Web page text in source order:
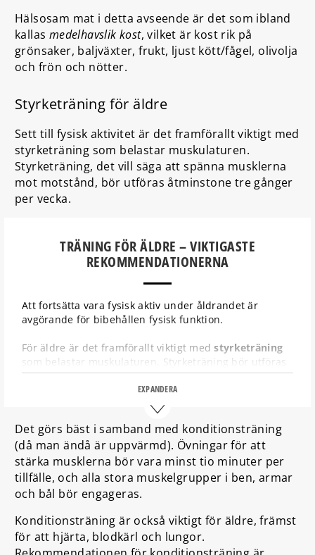
Hälsosam mat i detta avseende är det som ibland
kallas medelhavslik kost, vilket är kost rik på
grönsaker, baljväxter, frukt, ljust kött/fågel, olivolja
och frön och nötter.
Styrketräning för äldre
Sett till fysisk aktivitet är det framförallt viktigt med
styrketräning som belastar muskulaturen.
Styrketräning, det vill säga att spänna musklerna
mot motstånd, bör utföras åtminstone tre gånger
per vecka.
TRÄNING FÖR ÄLDRE – VIKTIGASTE
REKOMMENDATIONERNA
Att fortsätta vara fysisk aktiv under åldrandet är
avgörande för bibehållen fysisk funktion.
För äldre är det framförallt viktigt medstyrketräning
som belastar muskulaturen. Styrketräning bör utföras
åtminstone tre gånger per vecka. Övningar för att
stärka musklerna bör vara minst tio minuter per
tillfälle, och alla stora muskelgrupper i ben, armar och
Konditionsträning är också viktigt för äldre.
Rekommendationen förkonditionsträningär måttlig
intensitet 150 minuter per vecka, eller med
ansträngande intensitet 75 minuter per vecka.
EXPANDERA
Det görs bäst i samband med konditionsträning
(då man ändå är uppvärmd). Övningar för att
stärka musklerna bör vara minst tio minuter per
tillfälle, och alla stora muskelgrupper i ben, armar
och bål bör engageras.
Konditionsträning är också viktigt för äldre, främst
för att hjärta, blodkärl och lungor.